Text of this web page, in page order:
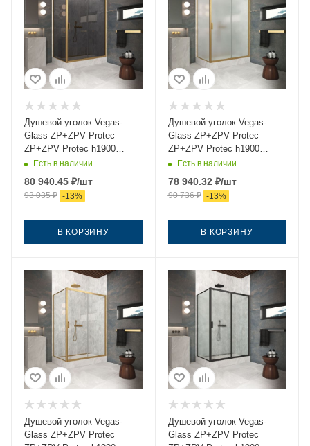
Душевой уголок Vegas-
Glass ZP+ZPV Protec
ZP+ZPV Protec h1900
170*95 03 07 170х95 стекло
тонированное профиль
золото без поддона
Есть в наличии
80 940.45 ₽/шт
93 035₽ -13%
В КОРЗИНУ
Душевой уголок Vegas-
Glass ZP+ZPV Protec
ZP+ZPV Protec h1900
170*95 03 10 170х95 стекло
матовое профиль золото
без поддона
Есть в наличии
78 940.32 ₽/шт
90 736₽ -13%
В КОРЗИНУ
Душевой уголок Vegas-
Glass ZP+ZPV Protec
Душевой уголок Vegas-
Glass ZP+ZPV Protec